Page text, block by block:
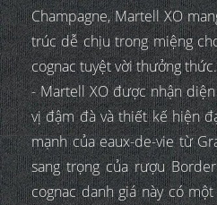
Champagne, Martell XO
trúc dễ chịu trong miệng
cognac tuyệt vời thưởng thức.
- Martell XO được nhận
vị đậm đà và thiết kế hiện
mạnh của eaux-de-vie từ
sang trọng của rượu
cognac danh giá này có